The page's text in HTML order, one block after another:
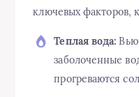
ключевых факторов,
Теплая вода:
заболоченные
прогреваются